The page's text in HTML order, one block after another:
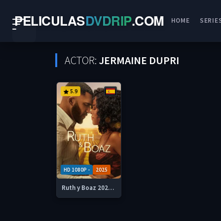
PELICULASDVDRIP.COM HOME
ACTOR: JERMAINE DUPRI
HD 1080P - 2025
5.9
Ruth y Boaz 2025 HD 1080p Castellano